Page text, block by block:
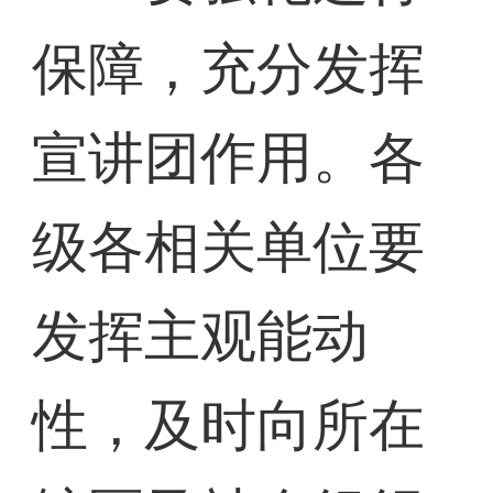
保障，充分发挥
宣讲团作用。各
级各相关单位要
发挥主观能动
性，及时向所在